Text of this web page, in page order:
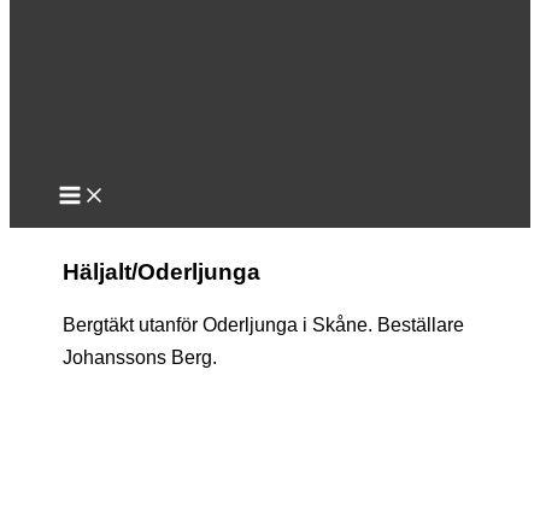
Häljalt/Oderljunga
Bergtäkt utanför Oderljunga i Skåne. Beställare
Johanssons Berg.